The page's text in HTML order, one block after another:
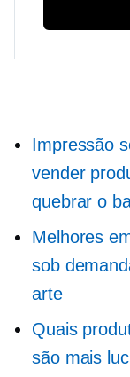
Impressão
vender
quebrar o
Melhores
sob
arte
Quais
são mais